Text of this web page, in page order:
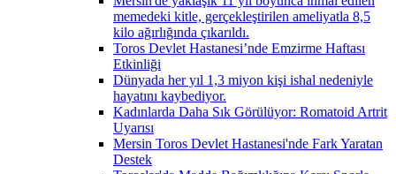
memedeki kitle, gerçekleştirilen ameliyatla 8,5
kilo ağırlığında çıkarıldı.
Toros Devlet Hastanesi’nde Emzirme Haftası
Etkinliği
Dünyada her yıl 1,3 miyon kişi ishal nedeniyle
hayatını kaybediyor.
Kadınlarda Daha Sık Görülüyor: Romatoid Artrit
Uyarısı
Mersin Toros Devlet Hastanesi'nde Fark Yaratan
Destek